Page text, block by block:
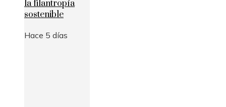
la filantropía
sostenible
Hace 5 días